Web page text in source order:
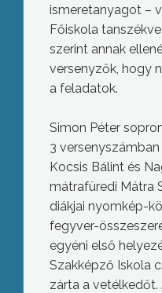
ismeretanyagot –
Főiskola
szerint annak
versenyzők, hogy
a feladatok.
Simon Péter
3
Kocsis Bálint és
mátrafüredi Mátra
diákjai nyomkép-
fegyver-
egyéni első
Szakképző Iskola
zárta a